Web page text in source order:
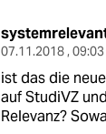
07.11.2018 ,
ist das die
auf StudiVZ
Relevanz?